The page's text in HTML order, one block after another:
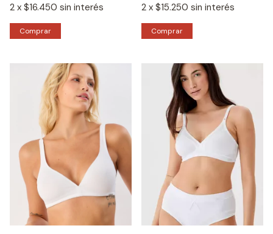
2 x $16.450 sin interés
Comprar
2 x $15.250 sin interés
Comprar